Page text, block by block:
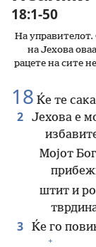
18:1-50
На управителот.
на Јехова
рацете на сите
18 Ќе те
2
Јехова е
Мојот
штит и
3 Ќе го
+